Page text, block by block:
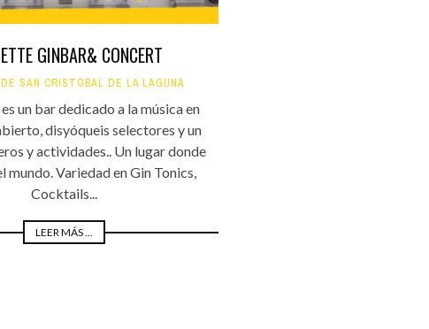
GINBAR& CONCERT
SAN CRISTÓBAL DE LA LAGUNA
un bar dedicado a la música en
disyóqueis selectores y un
y actividades.. Un lugar donde
mundo. Variedad en Gin Tonics,
Cocktails...
LEER MÁS ...